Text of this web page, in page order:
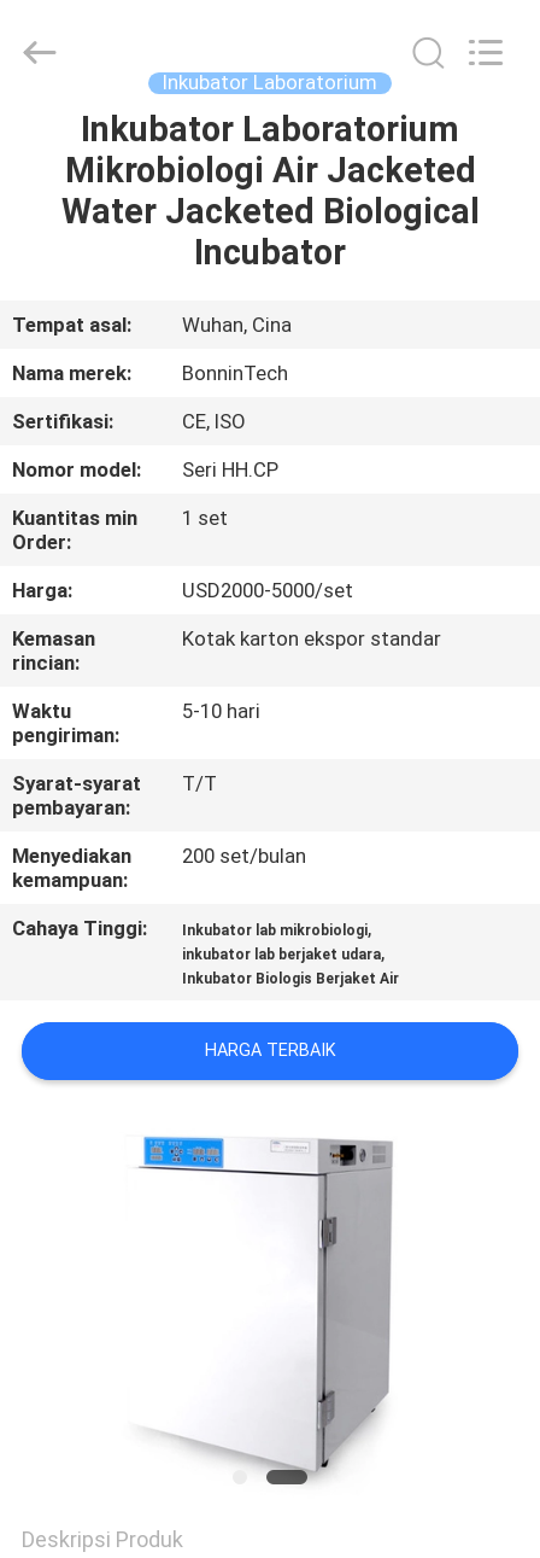
RUMAH
PRODUK
TENTANG
TUR
PABRIK
KONTROL
KUALITAS
HUBUNGI
KAMI
PERMINTAAN
PENAWARAN
SITEMAP
PRIVACY
POLICY
Copyright
Inkubator Laboratorium
Inkubator Laboratorium
Mikrobiologi Air Jacketed
Water Jacketed Biological
Incubator
Tempat asal:
Wuhan, Cina
Nama merek:
BonninTech
Sertifikasi:
CE, ISO
Nomor model:
Seri HH.CP
Kuantitas min
Order:
1 set
Harga:
USD2000-5000/set
Kemasan
rincian:
Kotak karton ekspor standar
Waktu
pengiriman:
5-10 hari
Syarat-syarat
pembayaran:
T/T
Menyediakan
kemampuan:
200 set/bulan
Cahaya Tinggi: Inkubator lab mikrobiologi,
inkubator lab berjaket udara,
Inkubator Biologis Berjaket Air
HARGA TERBAIK
Deskripsi Produk